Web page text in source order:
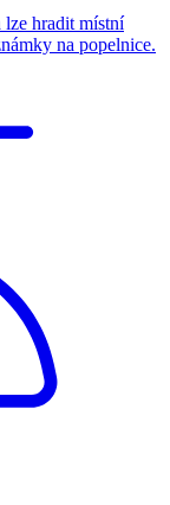
lze hradit místní
na popelnice.